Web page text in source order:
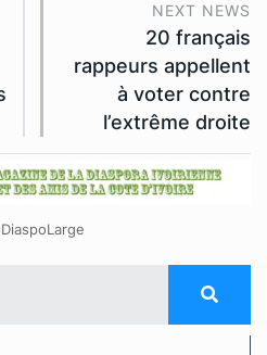
NEXT NEWS
20 français
rappeurs appellent
à voter contre
l’extrême droite